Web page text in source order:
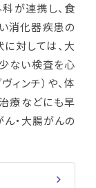
が連携し、食
い消化器疾患の
対しては、大
ない検査を心
ィンチ）や、体
療などにも早
・大腸がんの